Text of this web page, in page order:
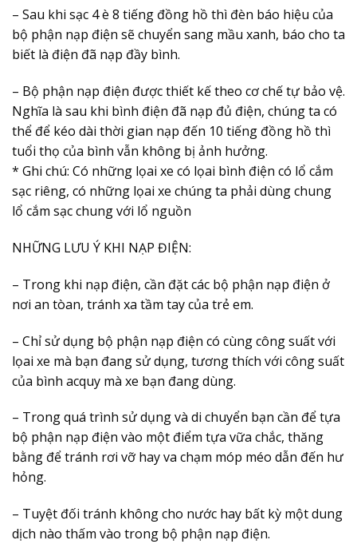
– Sau khi sạc 4 è 8 tiếng đồng hồ thì đèn báo hiệu của
bộ phận nạp điện sẽ chuyển sang mầu xanh, báo cho ta
biết là điện đã nạp đầy bình.
– Bộ phận nạp điện được thiết kế theo cơ chế tự bảo vệ.
Nghĩa là sau khi bình điện đã nạp đủ điện, chúng ta có
thể để kéo dài thời gian nạp đến 10 tiếng đồng hồ thì
tuổi thọ của bình vẫn không bị ảnh hưởng.
* Ghi chú: Có những lọai xe có lọai bình điện có lổ cắm
sạc riêng, có những lọai xe chúng ta phải dùng chung
lổ cắm sạc chung với lổ nguồn
NHỮNG LƯU Ý KHI NẠP ĐIỆN:
– Trong khi nạp điện, cần đặt các bộ phận nạp điện ở
nơi an tòan, tránh xa tầm tay của trẻ em.
– Chỉ sử dụng bộ phận nạp điện có cùng công suất với
lọai xe mà bạn đang sử dụng, tương thích với công suất
của bình acquy mà xe bạn đang dùng.
– Trong quá trình sử dụng và di chuyển bạn cần để tựa
bộ phận nạp điện vào một điểm tựa vữa chắc, thăng
bằng để tránh rơi vỡ hay va chạm móp méo dẫn đến hư
hỏng.
– Tuyệt đối tránh không cho nước hay bất kỳ một dung
dịch nào thấm vào trong bộ phận nạp điện.